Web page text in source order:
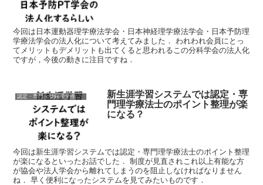
今回は日本運動器理学療法学会・日本神経理学療法学会・日本予防理
学療法学会の法人化について考えてみました． われわれ会員にとっ
てメリットもデメリットも出てくると思われるこの分科学会の法人化
ですが，今後の動きに注目ですね．
認定・専門・登録理学療法士
新生涯学習システムでは認定・専
門理学療法士のポイント整理が楽
になる？
今回は新生涯学習システムでは認定・専門理学療法士のポイント整理
が楽になるといったお話でした． 制度が見直されこれ以上有能な方
が協会や法人学会から離れてしまうのを阻止しなければなりません
ね． 早く便利になったシステムを見てみたいものです．